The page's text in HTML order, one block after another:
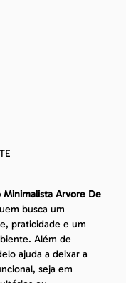
Arvore De
busca um
praticidade e um
Além de
ajuda a deixar a
seja em